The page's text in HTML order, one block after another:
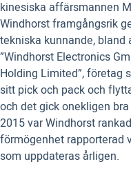
kinesiska affärsmannen
Windhorst framgångsrik
tekniska kunnande,
”Windhorst Electronics
Holding Limited”, företag
sitt pick och pack och
och det gick onekligen
2015 var Windhorst
förmögenhet rapporterad
som uppdateras årligen.